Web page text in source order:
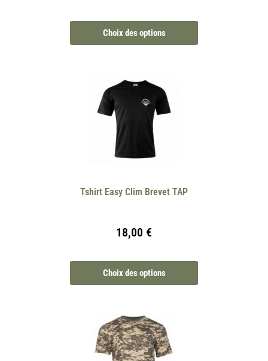
Choix des options
Tshirt Easy Clim Brevet TAP
18,00 €
Choix des options